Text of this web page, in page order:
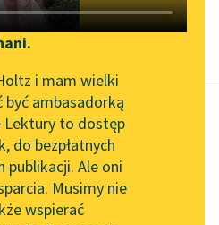
Zgłoś brak utworu
Narzędzia
Mapa Wolnych Lektur
Leśmianator
Przewodnik dla piszących i
czytających
i mam wielki
być ambasadorką
Lektury to dostęp
do bezpłatnych
publikacji. Ale oni
Musimy nie
wspierać
Henryk Sienkiewicz
Krzyżacy, tom
pierwszy